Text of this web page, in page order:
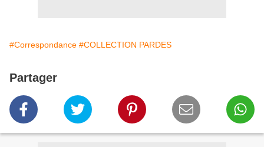
#Correspondance #COLLECTION PARDES
Partager